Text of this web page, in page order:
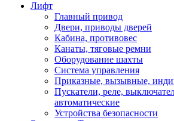
Лифт
Главный привод
Двери, приводы дверей
Кабина, противовес
Канаты, тяговые ремни
Оборудование шахты
Система управления
Приказные, вызывные,
Пускатели, реле,
автоматические
Устройства безопасности